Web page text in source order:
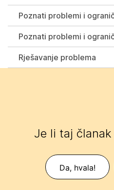
Poznati problemi i
Poznati problemi i
Rješavanje problema
Je li taj
Da, hvala!